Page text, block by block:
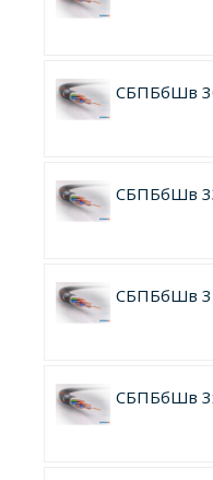
СБПБбШв
СБПБбШв
СБПБбШв
СБПБбШв